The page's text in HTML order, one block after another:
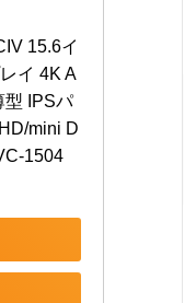
15.6イ
イ 4K A
型 IPSパ
mini D
1504